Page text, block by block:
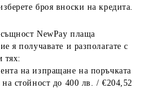
броя вноски на кредита.
NewPay плаща
я получавате и разполагате с
тях:
на изпращане на поръчката
стойност до 400 лв. / €204,52